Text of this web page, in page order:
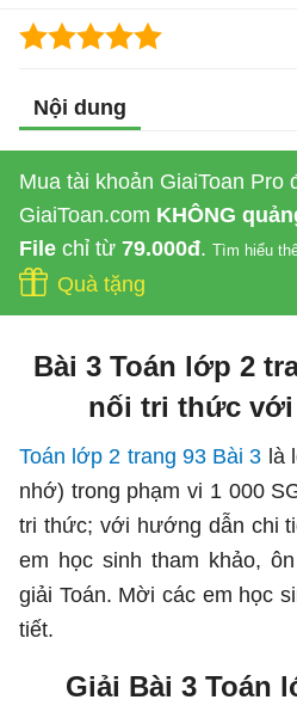
Nội dung
Mua tài khoản GiaiToan Pro
GiaiToan.com KHÔNG
File chỉ từ 79.000đ. Tìm hiểu
Quà tặng
Bài 3 Toán lớp 2
nối tri thức
Toán lớp 2 trang 93 Bài 3 là
nhớ) trong phạm vi 1 000
tri thức; với hướng dẫn chi
em học sinh tham khảo,
giải Toán. Mời các em học
tiết.
Giải Bài 3 Toán